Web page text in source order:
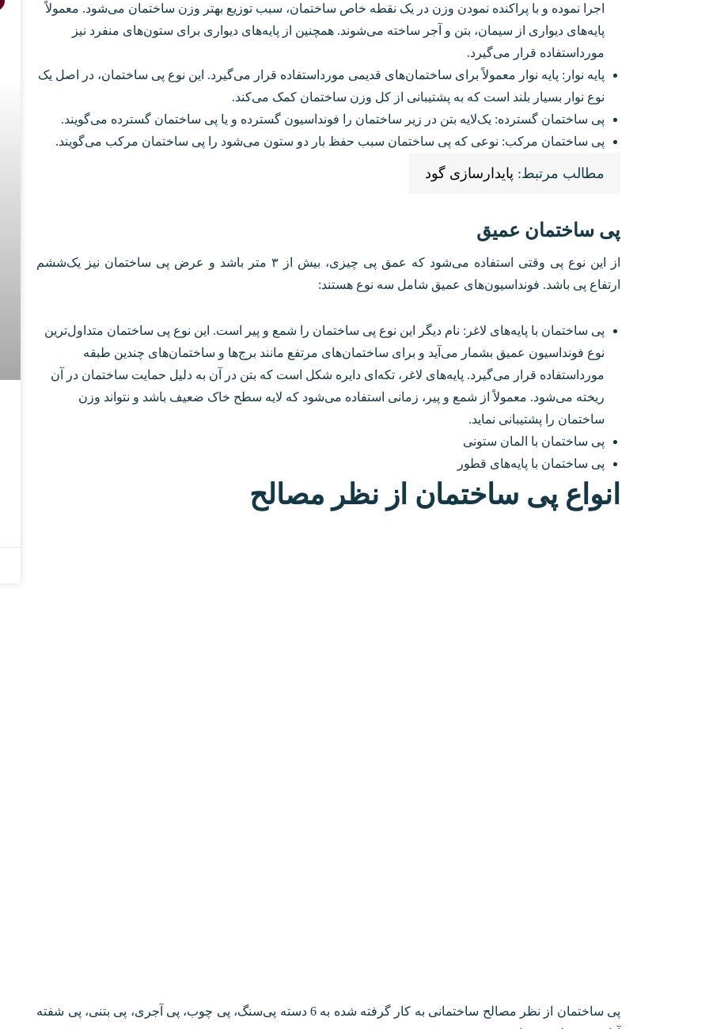
اجرا نموده و با پراکنده نمودن وزن در یک نقطه خاص ساختمان، سبب توزیع بهتر وزن ساختمان می‌شود. معمولاً
پایه‌های دیواری از سیمان، بتن و آجر ساخته می‌شوند. همچنین از پایه‌های دیواری برای ستون‌های منفرد نیز
مورداستفاده قرار می‌گیرد.
پایه نوار: پایه نوار معمولاً برای ساختمان‌های قدیمی مورداستفاده قرار می‌گیرد. این نوع پی ساختمان، در اصل یک
نوع نوار بسیار بلند است که به پشتیبانی از کل وزن ساختمان کمک می‌کند.
پی ساختمان گسترده: یک‌لایه بتن در زیر ساختمان را فونداسیون گسترده و یا پی ساختمان گسترده می‌گویند‌.
پی ساختمان مرکب: نوعی که پی ساختمان سبب حفظ بار دو ستون می‌شود را پی ساختمان مرکب می‌گویند.
مطالب مرتبط: پایدارسازی گود
پی ساختمان عمیق
از این نوع پی وقتی استفاده می‌شود که عمق پی چیزی، بیش از ۳ متر باشد و عرض پی ساختمان نیز یک‌ششم
ارتفاع پی باشد. فونداسیون‌های عمیق شامل سه نوع هستند:
پی ساختمان با پایه‌های لاغر: نام دیگر این نوع پی ساختمان را شمع و پیر است. این نوع پی ساختمان متداول‌ترین
نوع فونداسیون عمیق بشمار می‌آید و برای ساختمان‌های مرتفع مانند برج‌ها و ساختمان‌های چندین طبقه
مورداستفاده قرار می‌گیرد. پایه‌های لاغر، تکه‌ای دایره شکل است که بتن در آن به دلیل حمایت ساختمان در آن
ریخته ‌می‌شود. معمولاً از شمع و پیر، زمانی استفاده می‌شود که لایه سطح خاک ضعیف باشد و نتواند وزن
ساختمان را پشتیبانی نماید.
پی ساختمان با المان ستونی
پی ساختمان با پایه‌های قطور
انواع پی ساختمان از نظر مصالح
پی ساختمان از نظر مصالح ساختمانی به کار گرفته شده به 6 دسته پی‌سنگ، پی چوب، پی آجری، پی بتنی، پی شفته